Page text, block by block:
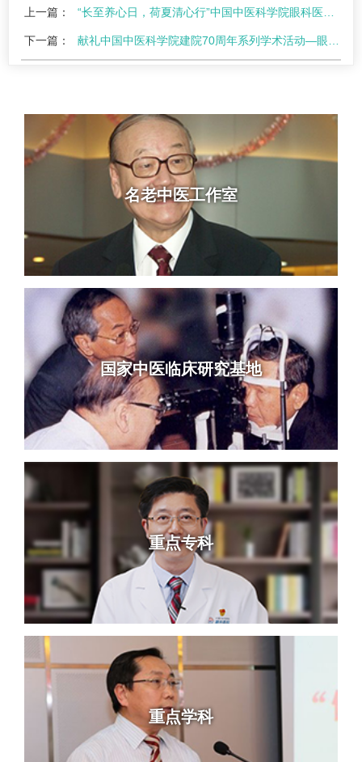
上一篇： “长至养心日，荷夏清心行”中国中医科学院眼科医院举办夏至中医药文化体验活动
下一篇： 献礼中国中医科学院建院70周年系列学术活动—眼科医院杏林学堂青年读书班学术会（第六…
名老中医工作室
国家中医临床研究基地
重点专科
重点学科